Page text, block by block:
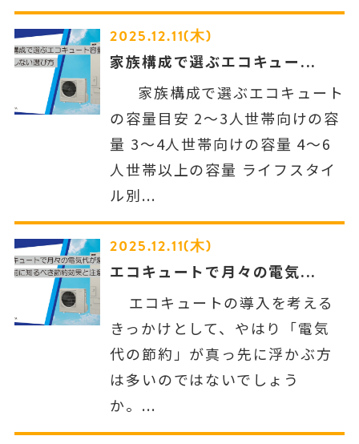
2025.12.11(木)
家族構成で選ぶエコキュー...
家族構成で選ぶエコキュート
の容量目安 2〜3人世帯向けの容
量 3〜4人世帯向けの容量 4〜6
人世帯以上の容量 ライフスタイ
ル別...
2025.12.11(木)
エコキュートで月々の電気...
エコキュートの導入を考える
きっかけとして、やはり「電気
代の節約」が真っ先に浮かぶ方
は多いのではないでしょう
か。...